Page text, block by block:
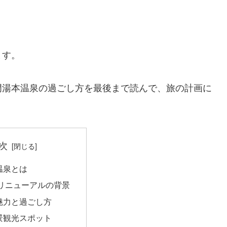
。
本温泉の過ごし方を最後まで読んで、旅の計画に
泉とは
ニューアルの背景
力と過ごし方
光スポット